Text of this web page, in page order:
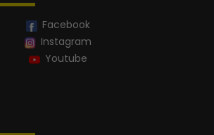
Facebook
Instagram
Youtube